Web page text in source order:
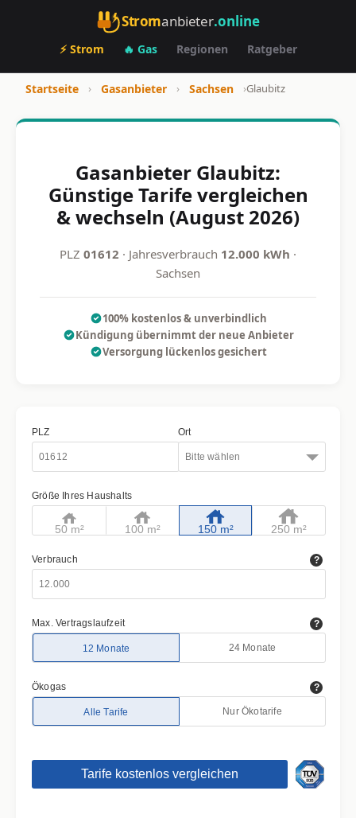
Stromanbieter.online
⚡ Strom 🔥 Gas Regionen Ratgeber
Startseite › Gasanbieter › Sachsen ›Glaubitz
Gasanbieter Glaubitz:
Günstige Tarife vergleichen
& wechseln (August 2026)
PLZ 01612 · Jahresverbrauch 12.000 kWh ·
Sachsen
100% kostenlos & unverbindlich
Kündigung übernimmt der neue Anbieter
Versorgung lückenlos gesichert